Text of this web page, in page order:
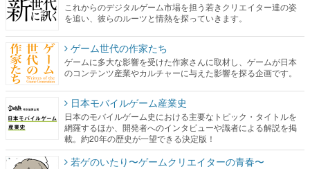
これからのデジタルゲーム市場を担う若きクリエイター達の姿
を追い、彼らのルーツと情熱を探っていきます。
ゲーム世代の作家たち
ゲームに多大な影響を受けた作家さんに取材し、ゲームが日本
のコンテンツ産業やカルチャーに与えた影響を探る企画です。
日本モバイルゲーム産業史
日本のモバイルゲーム史における主要なトピック・タイトルを
網羅するほか、開発者へのインタビューや識者による解説を掲
載。約20年の歴史が一望できる決定版！
若ゲのいたり〜ゲームクリエイターの青春〜